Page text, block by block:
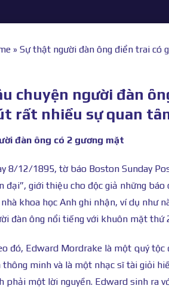
» Sự thật người đàn ông điển trai có
chuyện người đàn
rất nhiều sự quan
đàn ông có 2 gương mặt
8/12/1895, tờ báo Boston Sunday
đại”, giới thiệu cho độc giả những
nhà khoa học Anh ghi nhận, ví dụ như
đàn ông nổi tiếng với khuôn mặt thứ
đó, Edward Mordrake là một quý tộc
thông minh và là một nhạc sĩ tài giỏi
phải một lời nguyền. Edward sinh ra